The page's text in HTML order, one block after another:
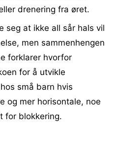
drenering fra øret.
seg at ikke all sår hals vil
men sammenhengen
forklarer hvorfor
for å utvikle
små barn hvis
og mer horisontale, noe
for blokkering.